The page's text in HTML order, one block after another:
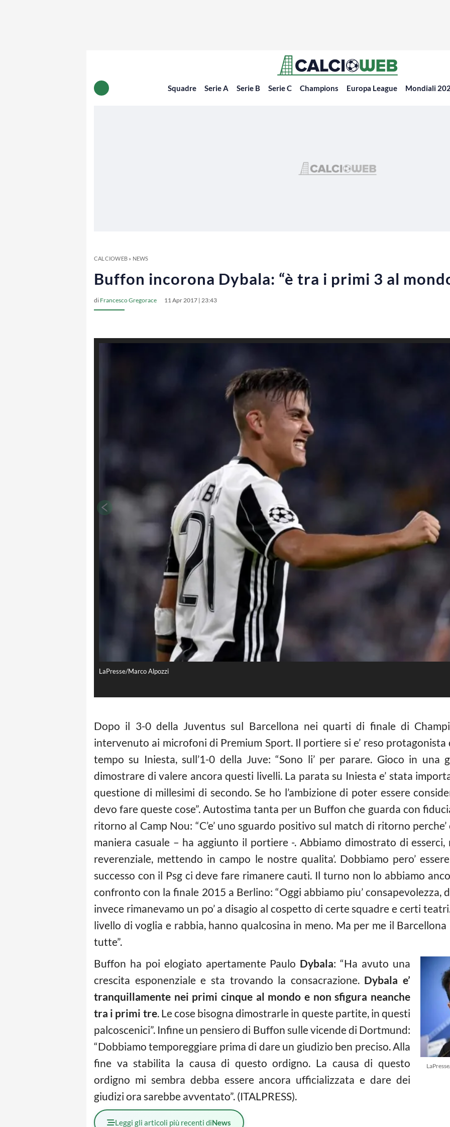
Squadre Serie A Serie B Serie C Champions Europa League Mondiali
CALCIOWEB» NEWS
Buffon incorona Dybala: “è tra i primi 3 al
di Francesco Gregorace 11 Apr 2017 | 23:43
LaPresse/Marco Alpozzi
Dopo il 3-0 della Juventus sul Barcellona nei quarti di finale di
intervenuto ai microfoni di Premium Sport. Il portiere si e’ reso
tempo su Iniesta, sull’1-0 della Juve: “Sono li’ per parare. Gioco in una
dimostrare di valere ancora questi livelli. La parata su Iniesta e’ stata
questione di millesimi di secondo. Se ho l’ambizione di poter essere
devo fare queste cose”. Autostima tanta per un Buffon che guarda con
ritorno al Camp Nou: “C’e’ uno sguardo positivo sul match di ritorno
maniera casuale – ha aggiunto il portiere -. Abbiamo dimostrato di esserci,
reverenziale, mettendo in campo le nostre qualita’. Dobbiamo pero’
successo con il Psg ci deve fare rimanere cauti. Il turno non lo abbiamo
confronto con la finale 2015 a Berlino: “Oggi abbiamo piu’ consapevolezza,
invece rimanevamo un po’ a disagio al cospetto di certe squadre e certi
livello di voglia e rabbia, hanno qualcosina in meno. Ma per me il
tutte”.
Buffon ha poi elogiato apertamente Paulo Dybala: “Ha avuto una
crescita esponenziale e sta trovando la consacrazione. Dybala e’
tranquillamente nei primi cinque al mondo e non sfigura neanche
tra i primi tre. Le cose bisogna dimostrarle in queste partite, in questi
palcoscenici”. Infine un pensiero di Buffon sulle vicende di Dortmund:
“Dobbiamo temporeggiare prima di dare un giudizio ben preciso. Alla
fine va stabilita la causa di questo ordigno. La causa di questo
ordigno mi sembra debba essere ancora ufficializzata e dare dei
giudizi ora sarebbe avventato”. (ITALPRESS).
Leggi gli articoli più recenti diNews